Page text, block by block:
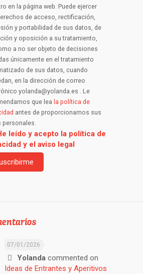
en la página web. Puede ejercer
de acceso, rectificación,
y portabilidad de sus datos, de
y oposición a su tratamiento,
a no ser objeto de decisiones
únicamente en el tratamiento
de sus datos, cuando
en la dirección de correo
yolanda@yolanda.es . Le
que lea la política de
antes de proporcionarnos sus
personales.
leído y acepto la política de
y el aviso legal
07/01/2026
Yolandacommented on
Ideas de Entrantes y Aperitivos